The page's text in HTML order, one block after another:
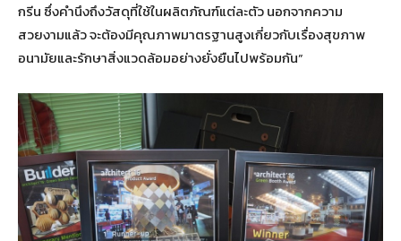
กรีน ซึ่งคำนึงถึงวัสดุที่ใช้ในผลิตภัณฑ์แต่ละตัว นอกจากความ
สวยงามแล้ว จะต้องมีคุณภาพมาตรฐานสูงเกี่ยวกับเรื่องสุขภาพ
อนามัยและรักษาสิ่งแวดล้อมอย่างยั่งยืนไปพร้อมกัน”